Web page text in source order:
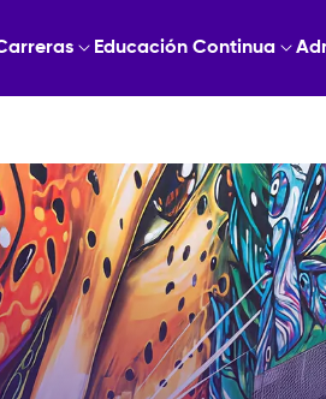
Educación Continua